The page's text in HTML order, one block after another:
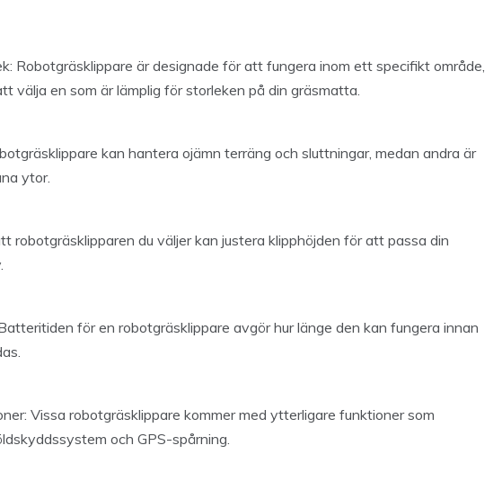
Robotgräsklippare är designade för att fungera inom ett specifikt område,
välja en som är lämplig för storleken på din gräsmatta.
kan hantera ojämn terräng och sluttningar, medan andra är
ytor.
robotgräsklipparen du väljer kan justera klipphöjden för att passa din
för en robotgräsklippare avgör hur länge den kan fungera innan
Vissa robotgräsklippare kommer med ytterligare funktioner som
och GPS-spårning.